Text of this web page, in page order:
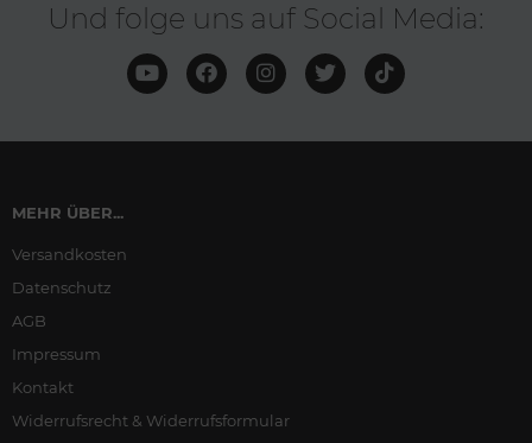
Und folge uns auf Social Media:
MEHR ÜBER...
Versandkosten
Datenschutz
AGB
Impressum
Kontakt
Widerrufsrecht & Widerrufsformular